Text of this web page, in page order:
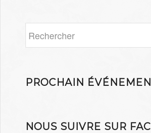
PROCHAIN
NOUS SUIVRE SUR